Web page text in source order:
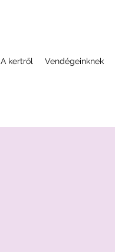
A kertről Vendégeinknek